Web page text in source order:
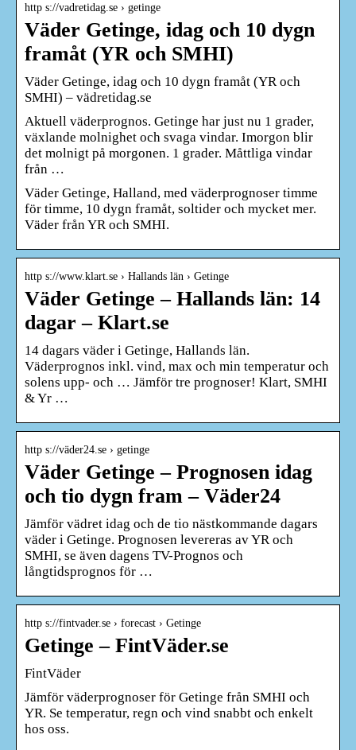
http s://vadretidag.se › getinge
Väder Getinge, idag och 10 dygn
framåt (YR och SMHI)
Väder Getinge, idag och 10 dygn framåt (YR och
SMHI) – vädretidag.se
Aktuell väderprognos. Getinge har just nu 1 grader,
växlande molnighet och svaga vindar. Imorgon blir
det molnigt på morgonen. 1 grader. Måttliga vindar
från …
Väder Getinge, Halland, med väderprognoser timme
för timme, 10 dygn framåt, soltider och mycket mer.
Väder från YR och SMHI.
http s://www.klart.se › Hallands län › Getinge
Väder Getinge – Hallands län: 14
dagar – Klart.se
14 dagars väder i Getinge, Hallands län.
Väderprognos inkl. vind, max och min temperatur och
solens upp- och … Jämför tre prognoser! Klart, SMHI
& Yr …
http s://väder24.se › getinge
Väder Getinge – Prognosen idag
och tio dygn fram – Väder24
Jämför vädret idag och de tio nästkommande dagars
väder i Getinge. Prognosen levereras av YR och
SMHI, se även dagens TV-Prognos och
långtidsprognos för …
http s://fintvader.se › forecast › Getinge
Getinge – FintVäder.se
FintVäder
Jämför väderprognoser för Getinge från SMHI och
YR. Se temperatur, regn och vind snabbt och enkelt
hos oss.